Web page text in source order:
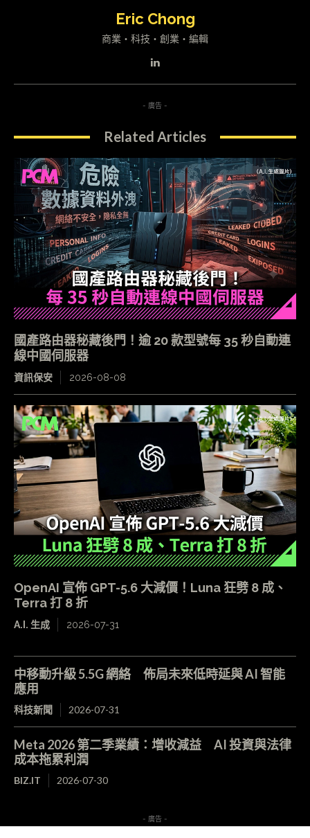
Eric Chong
商業・科技・創業・編輯
- 廣告 -
Related Articles
國產路由器秘藏後門！逾 20 款型號每 35 秒自動連
線中國伺服器
資訊保安 2026-08-08
OpenAI 宣佈 GPT-5.6 大減價！Luna 狂劈 8 成、
Terra 打 8 折
A.I. 生成 2026-07-31
中移動升級 5.5G 網絡 佈局未來低時延與 AI 智能
應用
科技新聞 2026-07-31
Meta 2026 第二季業績：增收減益 AI 投資與法律
成本拖累利潤
BIZ.IT 2026-07-30
- 廣告 -